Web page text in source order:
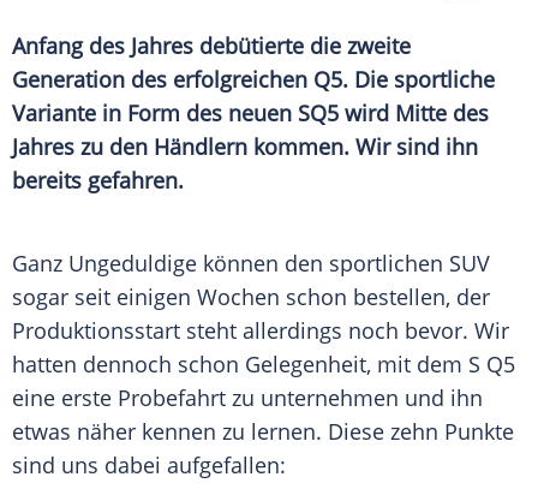
Anfang des Jahres debütierte die zweite
Generation des erfolgreichen Q5. Die sportliche
Variante in Form des neuen SQ5 wird Mitte des
Jahres zu den Händlern kommen. Wir sind ihn
bereits gefahren.
Ganz Ungeduldige können den sportlichen SUV
sogar seit einigen Wochen schon bestellen, der
Produktionsstart steht allerdings noch bevor. Wir
hatten dennoch schon Gelegenheit, mit dem S Q5
eine erste Probefahrt zu unternehmen und ihn
etwas näher kennen zu lernen. Diese zehn Punkte
sind uns dabei aufgefallen: